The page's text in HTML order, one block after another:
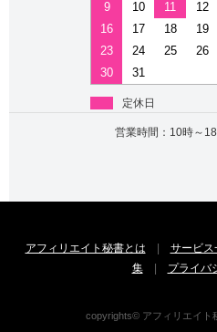
9
10 11 12
16
17 18 19
23
24 25 26
30
31
定休日
営業時間：10時～18
アフィリエイト秘書とは | サービス
集| プライバ
copyrights© アフィリエイト